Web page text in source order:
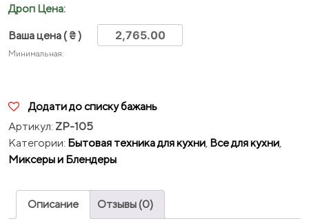
Дроп Цена:
Ваша цена( ₴ )
Минимальная:
Додати до списку бажань
Артикул: ZP-105
Категории: Бытовая техника для кухни, Все для кухни,
Миксеры и Блендеры
Описание Отзывы (0)